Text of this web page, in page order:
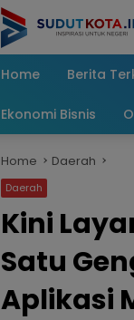
Home
Berita
Ekonomi Bisnis
Home Daerah
Daerah
Kini
Satu
Aplikasi